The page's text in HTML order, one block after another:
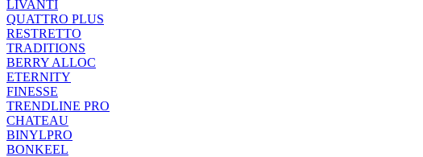
LIVANTI
QUATTRO PLUS
RESTRETTO
TRADITIONS
BERRY ALLOC
ETERNITY
FINESSE
TRENDLINE PRO
CHATEAU
BINYLPRO
BONKEEL